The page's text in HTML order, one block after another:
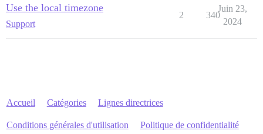
Use the local timezone
Support
2 340
Juin 23,
2024
Accueil Catégories Lignes directrices
Conditions générales d'utilisation Politique de confidentialité